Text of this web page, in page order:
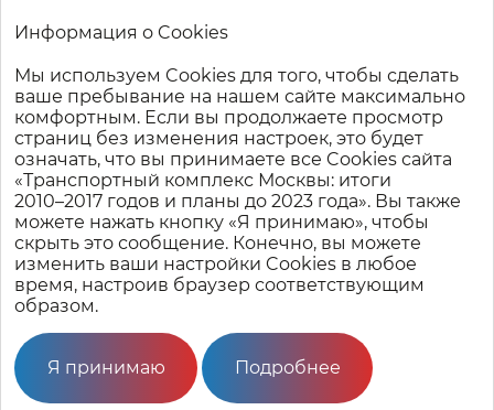
Транспортный комплекс Москвы: итоги 2010–2017 годов
и планы до 2023 года
Для автомобилистов
С 2010 года количество зарегистрированных
автомобилей в Москве и Московской области
увеличилось на треть и достигло 7,7 млн
машин. Правительство Москвы строит новые
дороги, реконструирует существующие,
организовывает дорожное движение и работу
парковочного пространства, а также
запускает альтернативные виды транспорта
для тех, кто хочет быть всегда за рулем.
Информация о Cookies
Мы используем Cookies для того, чтобы сделать
ваше пребывание на нашем сайте максимально
комфортным. Если вы продолжаете просмотр
страниц без изменения настроек, это будет
означать, что вы принимаете все Cookies сайта
«Транспортный комплекс Москвы: итоги
2010–2017 годов и планы до 2023 года». Вы также
можете нажать кнопку «Я принимаю», чтобы
скрыть это сообщение. Конечно, вы можете
изменить ваши настройки Cookies в любое
время, настроив браузер соответствующим
образом.
Я принимаю Подробнее